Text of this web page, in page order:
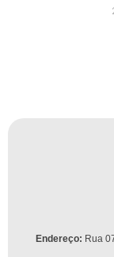
Endereço: Rua